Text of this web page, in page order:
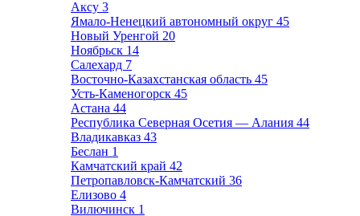
Аксу 3
Ямало-Ненецкий автономный округ 45
Новый Уренгой 20
Ноябрьск 14
Салехард 7
Восточно-Казахстанская область 45
Усть-Каменогорск 45
Астана 44
Республика Северная Осетия — Алания 44
Владикавказ 43
Беслан 1
Камчатский край 42
Петропавловск-Камчатский 36
Елизово 4
Вилючинск 1